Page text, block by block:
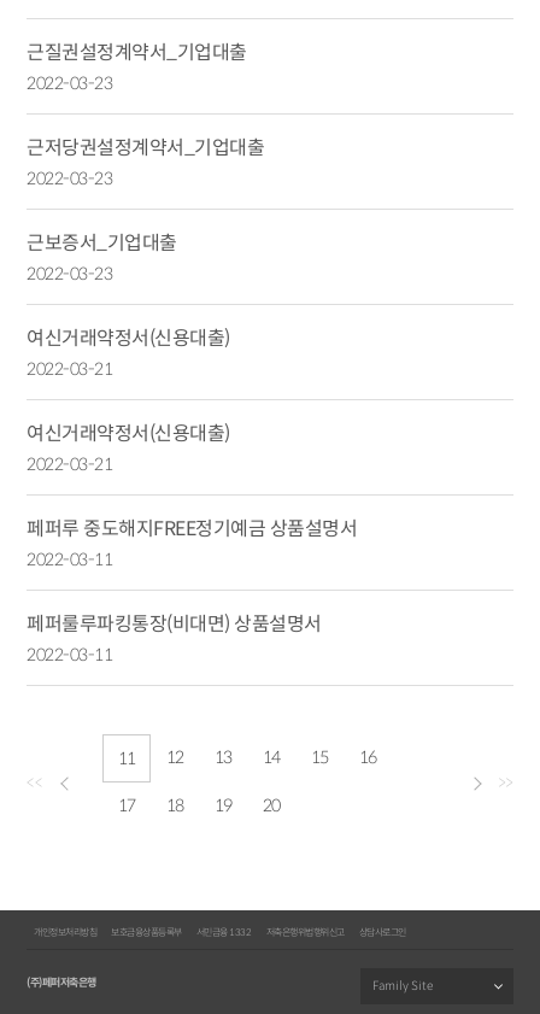
근질권설정계약서_기업대출
2022-03-23
근저당권설정계약서_기업대출
2022-03-23
근보증서_기업대출
2022-03-23
여신거래약정서(신용대출)
2022-03-21
여신거래약정서(신용대출)
2022-03-21
페퍼루 중도해지FREE정기예금 상품설명서
2022-03-11
페퍼룰루파킹통장(비대면) 상품설명서
2022-03-11
<<
11 12 13 14 15 16
17 18 19 20
>>
개인정보처리방침 보호금융상품등록부 서민금융 1332 저축은행위법행위신고 상담사로그인
(주)페퍼저축은행